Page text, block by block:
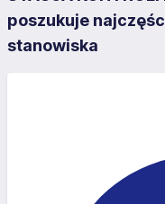
poszukuje
stanowiska